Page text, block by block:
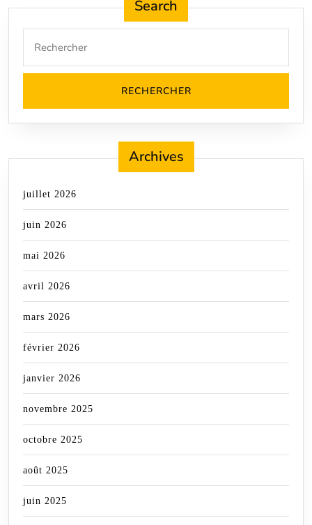
Search
for:
Archives
juillet 2026
juin 2026
mai 2026
avril 2026
mars 2026
février 2026
janvier 2026
novembre 2025
octobre 2025
août 2025
juin 2025